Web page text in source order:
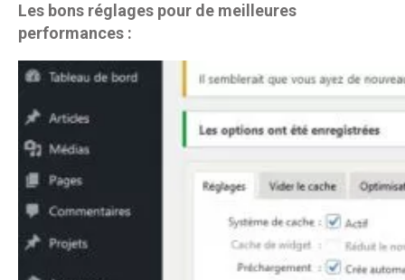
Les bons réglages pour de meilleures
performances :